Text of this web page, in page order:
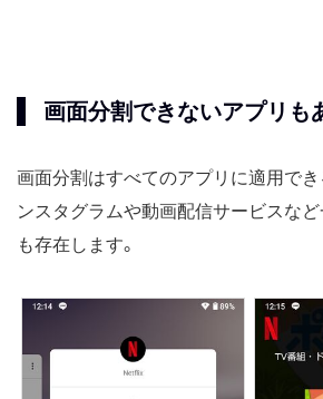
画面分割できないアプリも
画面分割はすべてのアプリに適用でき
ンスタグラムや動画配信サービスな
も存在します。